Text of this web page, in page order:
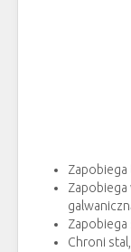
Zapobiega
Chroni